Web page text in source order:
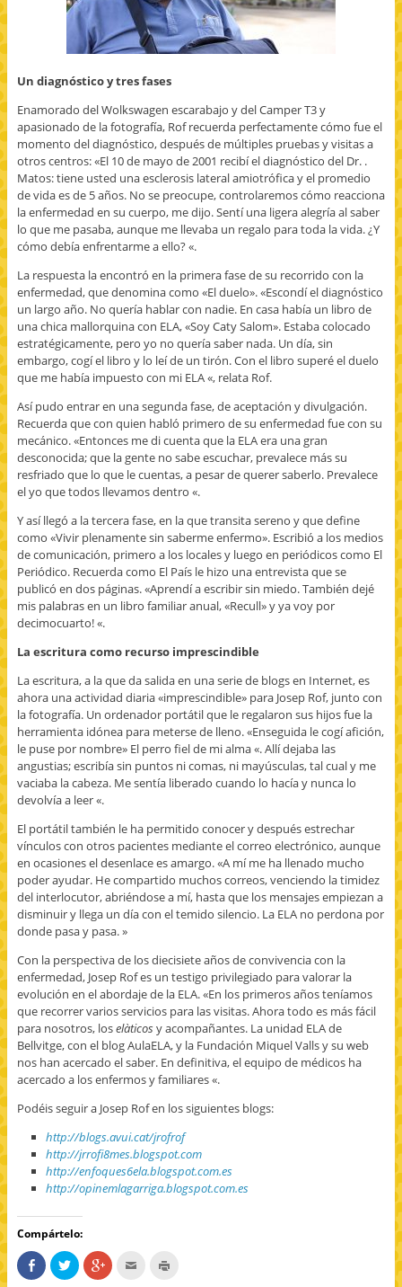
Un diagnóstico y tres fases
Enamorado del Wolkswagen escarabajo y del Camper T3 y
apasionado de la fotografía, Rof recuerda perfectamente cómo fue el
momento del diagnóstico, después de múltiples pruebas y visitas a
otros centros: «El 10 de mayo de 2001 recibí el diagnóstico del Dr. .
Matos: tiene usted una esclerosis lateral amiotrófica y el promedio
de vida es de 5 años. No se preocupe, controlaremos cómo reacciona
la enfermedad en su cuerpo, me dijo. Sentí una ligera alegría al saber
lo que me pasaba, aunque me llevaba un regalo para toda la vida. ¿Y
cómo debía enfrentarme a ello? «.
La respuesta la encontró en la primera fase de su recorrido con la
enfermedad, que denomina como «El duelo». «Escondí el diagnóstico
un largo año. No quería hablar con nadie. En casa había un libro de
una chica mallorquina con ELA, «Soy Caty Salom». Estaba colocado
estratégicamente, pero yo no quería saber nada. Un día, sin
embargo, cogí el libro y lo leí de un tirón. Con el libro superé el duelo
que me había impuesto con mi ELA «, relata Rof.
Así pudo entrar en una segunda fase, de aceptación y divulgación.
Recuerda que con quien habló primero de su enfermedad fue con su
mecánico. «Entonces me di cuenta que la ELA era una gran
desconocida; que la gente no sabe escuchar, prevalece más su
resfriado que lo que le cuentas, a pesar de querer saberlo. Prevalece
el yo que todos llevamos dentro «.
Y así llegó a la tercera fase, en la que transita sereno y que define
como «Vivir plenamente sin saberme enfermo». Escribió a los medios
de comunicación, primero a los locales y luego en periódicos como El
Periódico. Recuerda como El País le hizo una entrevista que se
publicó en dos páginas. «Aprendí a escribir sin miedo. También dejé
mis palabras en un libro familiar anual, «Recull» y ya voy por
decimocuarto! «.
La escritura como recurso imprescindible
La escritura, a la que da salida en una serie de blogs en Internet, es
ahora una actividad diaria «imprescindible» para Josep Rof, junto con
la fotografía. Un ordenador portátil que le regalaron sus hijos fue la
herramienta idónea para meterse de lleno. «Enseguida le cogí afición,
le puse por nombre» El perro fiel de mi alma «. Allí dejaba las
angustias; escribía sin puntos ni comas, ni mayúsculas, tal cual y me
vaciaba la cabeza. Me sentía liberado cuando lo hacía y nunca lo
devolvía a leer «.
El portátil también le ha permitido conocer y después estrechar
vínculos con otros pacientes mediante el correo electrónico, aunque
en ocasiones el desenlace es amargo. «A mí me ha llenado mucho
poder ayudar. He compartido muchos correos, venciendo la timidez
del interlocutor, abriéndose a mí, hasta que los mensajes empiezan a
disminuir y llega un día con el temido silencio. La ELA no perdona por
donde pasa y pasa. »
Con la perspectiva de los diecisiete años de convivencia con la
enfermedad, Josep Rof es un testigo privilegiado para valorar la
evolución en el abordaje de la ELA. «En los primeros años teníamos
que recorrer varios servicios para las visitas. Ahora todo es más fácil
para nosotros, loselàticosy acompañantes. La unidad ELA de
Bellvitge, con el blog AulaELA, y la Fundación Miquel Valls y su web
nos han acercado el saber. En definitiva, el equipo de médicos ha
acercado a los enfermos y familiares «.
Podéis seguir a Josep Rof en los siguientes blogs:
http://blogs.avui.cat/jrofrof
http://jrrofi8mes.blogspot.com
http://enfoques6ela.blogspot.com.es
http://opinemlagarriga.blogspot.com.es
Compártelo:
C
o
H
a
H
a